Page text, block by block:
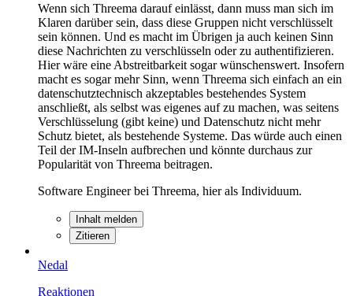
Wenn sich Threema darauf einlässt, dann muss man sich im
Klaren darüber sein, dass diese Gruppen nicht verschlüsselt
sein können. Und es macht im Übrigen ja auch keinen Sinn
diese Nachrichten zu verschlüsseln oder zu authentifizieren.
Hier wäre eine Abstreitbarkeit sogar wünschenswert. Insofern
macht es sogar mehr Sinn, wenn Threema sich einfach an ein
datenschutztechnisch akzeptables bestehendes System
anschließt, als selbst was eigenes auf zu machen, was seitens
Verschlüsselung (gibt keine) und Datenschutz nicht mehr
Schutz bietet, als bestehende Systeme. Das würde auch einen
Teil der IM-Inseln aufbrechen und könnte durchaus zur
Popularität von Threema beitragen.
Software Engineer bei Threema, hier als Individuum.
Inhalt melden
Zitieren
Nedal
Reaktionen